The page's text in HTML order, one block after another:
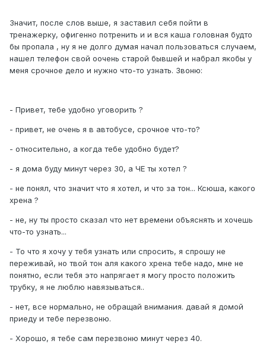
Значит, после слов выше, я заставил себя пойти в
тренажерку, офигенно потренить и и вся каша головная будто
бы пропала , ну я не долго думая начал пользоваться случаем,
нашел телефон свой оочень старой бывшей и набрал якобы у
меня срочное дело и нужно что-то узнать. Звоню:
- Привет, тебе удобно уговорить ?
- привет, не очень я в автобусе, срочное что-то?
- относительно, а когда тебе удобно будет?
- я дома буду минут через 30, а ЧЕ ты хотел ?
- не понял, что значит что я хотел, и что за тон... Ксюша, какого
хрена ?
- не, ну ты просто сказал что нет времени объяснять и хочешь
что-то узнать...
- То что я хочу у тебя узнать или спросить, я спрошу не
переживай, но твой тон аля какого хрена тебе надо, мне не
понятно, если тебя это напрягает я могу просто положить
трубку, я не люблю навязываться..
- нет, все нормально, не обращай внимания. давай я домой
приеду и тебе перезвоню.
- Хорошо, я тебе сам перезвоню минут через 40.